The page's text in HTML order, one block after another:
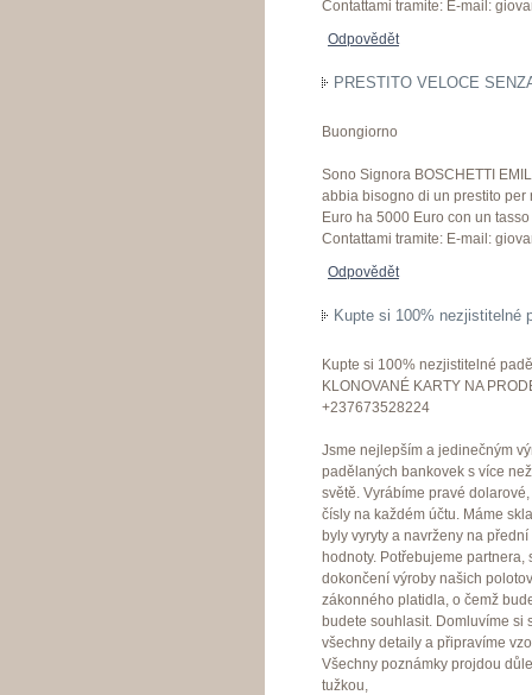
Contattami tramite: E-mail:
Odpovědět
PRESTITO VELOCE
Buongiorno
Sono Signora BOSCHETTI
abbia bisogno di un prestito per
Euro ha 5000 Euro con un
Contattami tramite: E-mail:
Odpovědět
Kupte si 100% nezjistitelné
Kupte si 100% nezjistitelné
KLONOVANÉ KARTY NA
+237673528224
Jsme nejlepším a jedinečným
padělaných bankovek s více
světě. Vyrábíme pravé
čísly na každém účtu. Máme
byly vyryty a navrženy na
hodnoty. Potřebujeme
dokončení výroby našich
zákonného platidla, o čemž
budete souhlasit. Domluvíme si
všechny detaily a připravíme
Všechny poznámky projdou
tužkou,